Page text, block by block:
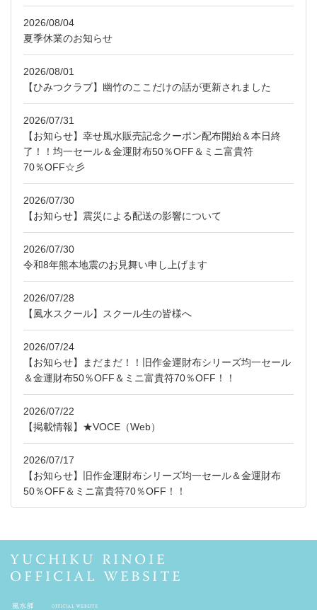
2026/08/04
夏季休業のお知らせ
2026/08/01
【ひみつクラブ】幽竹のここだけの話が更新されました
2026/07/31
【お知らせ】幸せ風水販売記念クーポン配布開始＆本日終
了！！均一セール＆金運財布50％OFF＆ミニ富貴符
70％OFF☆彡
2026/07/30
【お知らせ】震災による配送の影響について
2026/07/30
令和8年熊本地震のお見舞い申し上げます
2026/07/28
【風水スクール】スクール生の皆様へ
2026/07/24
【お知らせ】まだまだ！！旧作金運財布シリーズ均一セール
＆金運財布50％OFF＆ミニ富貴符70％OFF！！
2026/07/22
【掲載情報】★VOCE（Web）
2026/07/17
【お知らせ】旧作金運財布シリーズ均一セール＆金運財布
50％OFF＆ミニ富貴符70％OFF！！